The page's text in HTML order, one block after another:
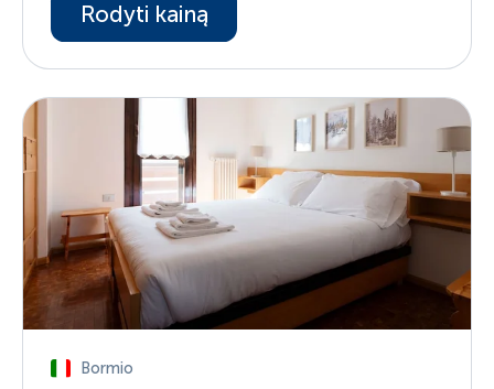
Rodyti kainą
Bormio